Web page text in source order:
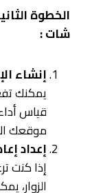
الخطوة
شات :
إنشاء
يمكنك
قياس
موقعك
إعداد
إذا كنت
الزوار،